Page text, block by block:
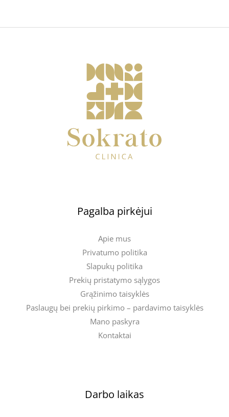
Pagalba pirkėjui
Apie mus
Privatumo politika
Slapukų politika
Prekių pristatymo sąlygos
Grąžinimo taisyklės
Paslaugų bei prekių pirkimo – pardavimo taisyklės
Mano paskyra
Kontaktai
Darbo laikas